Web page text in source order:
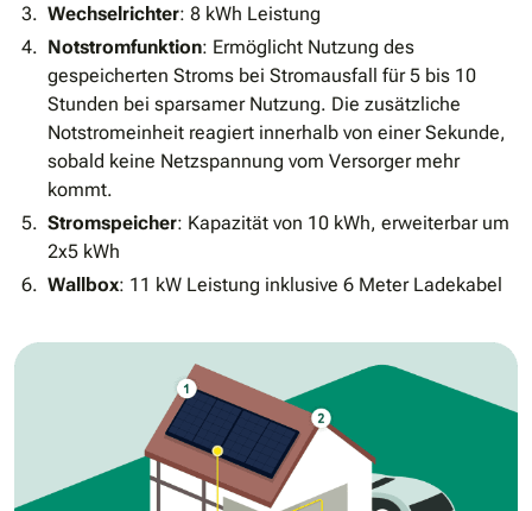
Wechselrichter: 8 kWh Leistung
Notstromfunktion: Ermöglicht Nutzung des
gespeicherten Stroms bei Stromausfall für 5 bis 10
Stunden bei sparsamer Nutzung. Die zusätzliche
Notstromeinheit reagiert innerhalb von einer Sekunde,
sobald keine Netzspannung vom Versorger mehr
kommt.
Stromspeicher: Kapazität von 10 kWh, erweiterbar um
2x5 kWh
Wallbox: 11 kW Leistung inklusive 6 Meter Ladekabel